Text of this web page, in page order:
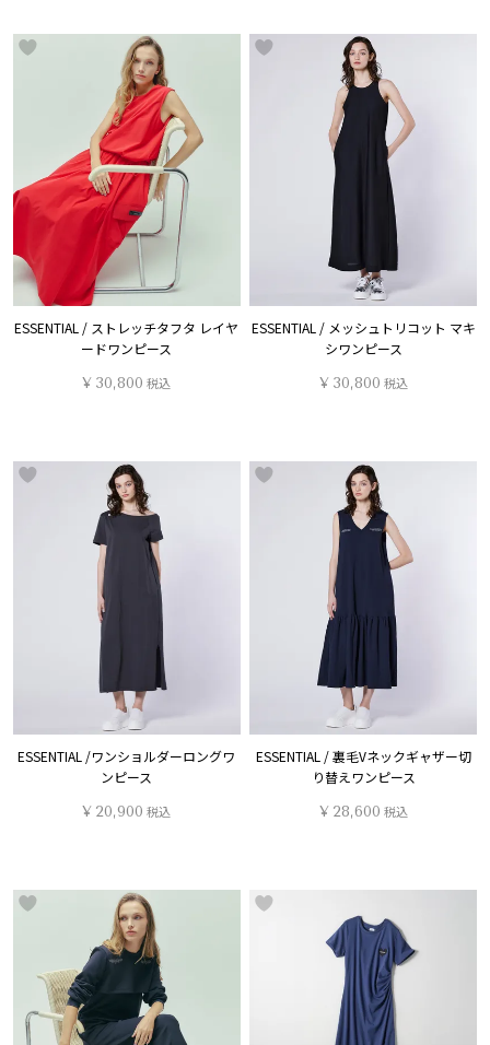
ESSENTIAL / ストレッチタフタ レイヤ
ードワンピース
¥ 30,800 税込
ESSENTIAL / メッシュトリコット マキ
シワンピース
¥ 30,800 税込
ESSENTIAL /ワンショルダーロングワ
ンピース
¥ 20,900 税込
ESSENTIAL / 裏毛Vネックギャザー切
り替えワンピース
¥ 28,600 税込